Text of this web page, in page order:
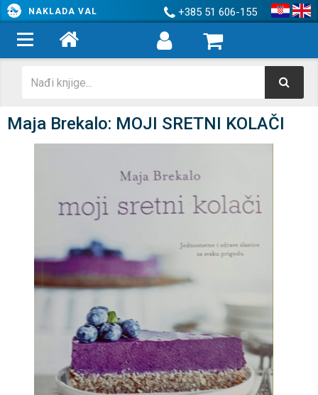
NAKLADA VAL +385 51 606-155
Maja Brekalo: MOJI SRETNI KOLAČI